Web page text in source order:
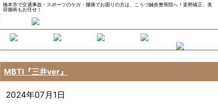
橋本市で交通事故・スポーツのケガ・腰痛でお困りの方は、こうづ鍼灸整骨院へ！姿勢矯正、美
容施術もお任せ！
MBTI『三井ver』
2024年07月1日